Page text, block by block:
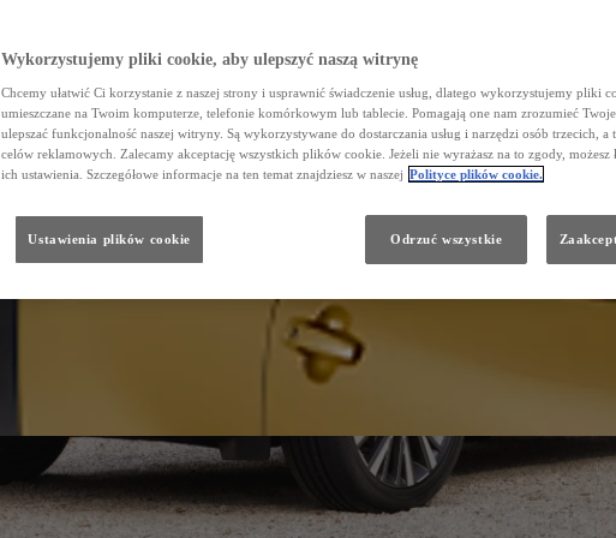
Wykorzystujemy pliki cookie, aby ulepszyć naszą witrynę
Chcemy ułatwić Ci korzystanie z naszej strony i usprawnić świadczenie usług, dlatego wykorzystujemy pliki
umieszczane na Twoim komputerze, telefonie komórkowym lub tablecie. Pomagają one nam zrozumieć
ulepszać funkcjonalność naszej witryny. Są wykorzystywane do dostarczania usług i narzędzi osób trzecich, a
celów reklamowych. Zalecamy akceptację wszystkich plików cookie. Jeżeli nie wyrażasz na to zgody, możesz
ich ustawienia. Szczegółowe informacje na ten temat znajdziesz w naszej Polityce plików cookie.
Odrzuć wszystkie
Ustawienia plików cookie